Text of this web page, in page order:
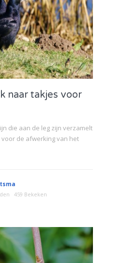
naar takjes voor
die aan de leg zijn verzamelt
de afwerking van het
459 Bekeken